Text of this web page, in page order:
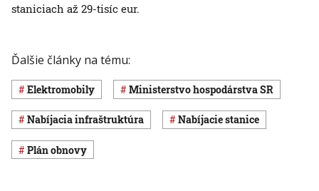
staniciach až 29-tisíc eur.
Ďalšie články na tému:
elektromobily Ministerstvo hospodárstva SR
nabíjacia infraštruktúra nabíjacie stanice
plán obnovy